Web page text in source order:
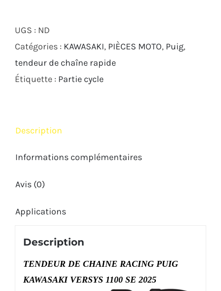
RACING
PUIG
KAWASAKI
VERSYS
UGS : ND
Catégories : KAWASAKI PIÈCES MOTO Puig
tendeur de chaîne rapide
Étiquette : Partie cycle
Description
Informations complémentaires
Avis (0)
Applications
Description
TENDEUR DE CHAINE RACING PUIG
KAWASAKI VERSYS 1100 SE 2025